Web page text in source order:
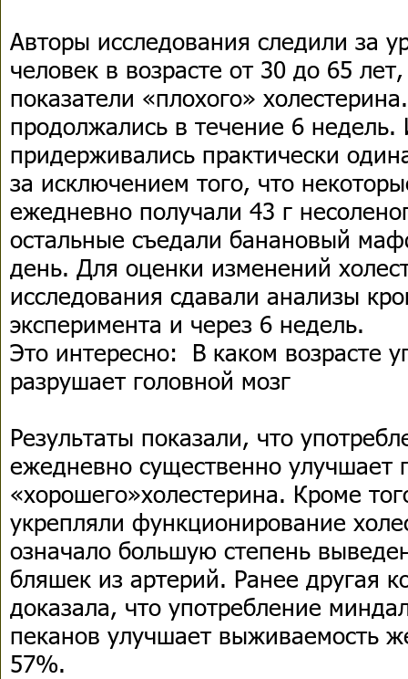
Авторы исследования следили за
человек в возрасте от 30 до 65
показатели «плохого»
продолжались в течение 6 недель.
придерживались практически
за исключением того, что
ежедневно получали 43 г
остальные съедали банановый
день. Для оценки изменений
исследования сдавали анализы
эксперимента и через 6 недель.
Это интересно: В каком возрасте
разрушает головной мозг
Результаты показали, что
ежедневно существенно улучшает
«хорошего»холестерина. Кроме
укрепляли функционирование
означало большую степень
бляшек из артерий. Ранее другая
доказала, что употребление
пеканов улучшает выживаемость
57%.